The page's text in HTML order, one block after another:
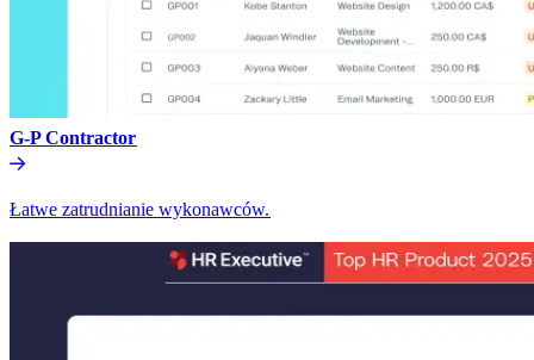
G-P Contractor​​
Łatwe zatrudnianie wykonawców.​​